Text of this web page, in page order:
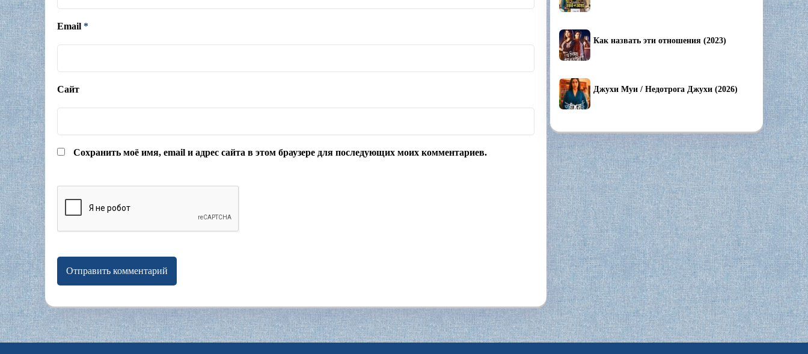
Email *
Сайт
Сохранить моё имя, email и адрес сайта в этом браузере для последующих моих комментариев.
Как назвать эти отношения (2023)
Джухи Муи / Недотрога Джухи (2026)